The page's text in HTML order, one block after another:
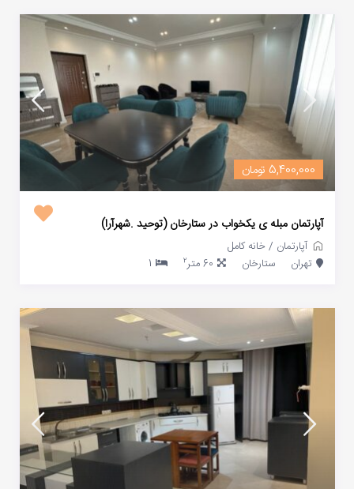
5,400,000 تومان
آپارتمان مبله ی یکخواب در ستارخان (توحید .شهرآرا)
آپارتمان /خانه کامل
تهران
ستارخان 60 متر 2
1